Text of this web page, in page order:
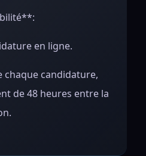
en ligne.
chaque candidature,
de 48 heures entre la